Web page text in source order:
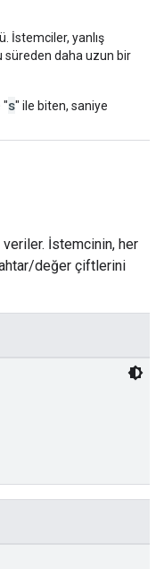
İstemciler, yanlış
süreden daha uzun bir
"s" ile biten, saniye
İstemcinin, her
değer çiftlerini